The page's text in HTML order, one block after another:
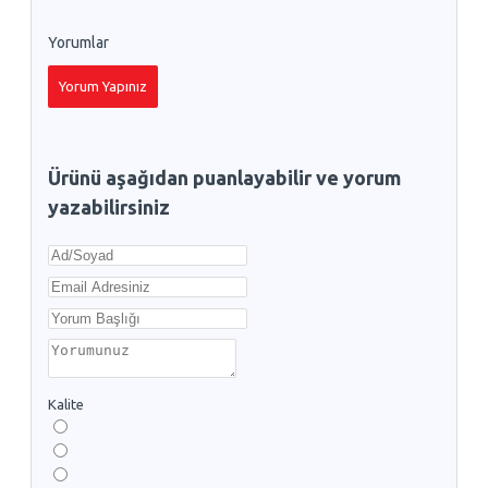
Yorumlar
Yorum Yapınız
Ürünü aşağıdan puanlayabilir ve yorum
yazabilirsiniz
Kalite